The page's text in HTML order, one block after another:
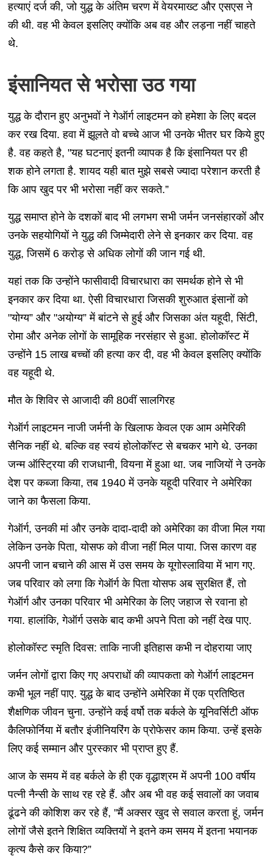
हत्याएं दर्ज की, जो युद्ध के अंतिम चरण में वेयरमाख्ट और एसएस ने
की थी. वह भी केवल इसलिए क्योंकि अब वह और लड़ना नहीं चाहते
थे.
इंसानियत से भरोसा उठ गया
युद्ध के दौरान हुए अनुभवों ने गेऑर्ग लाइटमन को हमेशा के लिए बदल
कर रख दिया. हवा में झूलते वो बच्चे आज भी उनके भीतर घर किये हुए
है. वह कहते है, "यह घटनाएं इतनी व्यापक है कि इंसानियत पर ही
शक होने लगता है. शायद यही बात मुझे सबसे ज्यादा परेशान करती है
कि आप खुद पर भी भरोसा नहीं कर सकते.”
युद्ध समाप्त होने के दशकों बाद भी लगभग सभी जर्मन जनसंहारकों और
उनके सहयोगियों ने युद्ध की जिम्मेदारी लेने से इनकार कर दिया. वह
युद्ध, जिसमें 6 करोड़ से अधिक लोगों की जान गई थी.
यहां तक कि उन्होंने फासीवादी विचारधारा का समर्थक होने से भी
इनकार कर दिया था. ऐसी विचारधारा जिसकी शुरुआत इंसानों को
"योग्य” और "अयोग्य” में बांटने से हुई और जिसका अंत यहूदी, सिंटी,
रोमा और अनेक लोगों के सामूहिक नरसंहार से हुआ. होलोकॉस्ट में
उन्होंने 15 लाख बच्चों की हत्या कर दी, वह भी केवल इसलिए क्योंकि
वह यहूदी थे.
मौत के शिविर से आजादी की 80वीं सालगिरह
गेऑर्ग लाइटमन नाजी जर्मनी के खिलाफ केवल एक आम अमेरिकी
सैनिक नहीं थे. बल्कि वह स्वयं होलोकॉस्ट से बचकर भागे थे. उनका
जन्म ऑस्ट्रिया की राजधानी, वियना में हुआ था. जब नाजियों ने उनके
देश पर कब्जा किया, तब 1940 में उनके यहूदी परिवार ने अमेरिका
जाने का फैसला किया.
गेऑर्ग, उनकी मां और उनके दादा-दादी को अमेरिका का वीजा मिल गया
लेकिन उनके पिता, योसफ को वीजा नहीं मिल पाया. जिस कारण वह
अपनी जान बचाने की आस में उस समय के यूगोस्लाविया में भाग गए.
जब परिवार को लगा कि गेऑर्ग के पिता योसफ अब सुरक्षित हैं, तो
गेऑर्ग और उनका परिवार भी अमेरिका के लिए जहाज से रवाना हो
गया. हालांकि, गेऑर्ग उसके बाद कभी अपने पिता को नहीं देख पाए.
होलोकॉस्ट स्मृति दिवस: ताकि नाजी इतिहास कभी न दोहराया जाए
जर्मन लोगों द्वारा किए गए अपराधों की व्यापकता को गेऑर्ग लाइटमन
कभी भूल नहीं पाए. युद्ध के बाद उन्होंने अमेरिका में एक प्रतिष्ठित
शैक्षणिक जीवन चुना. उन्होंने कई वर्षो तक बर्कले के यूनिवर्सिटी ऑफ
कैलिफोर्निया में बतौर इंजीनियरिंग के प्रोफेसर काम किया. उन्हें इसके
लिए कई सम्मान और पुरस्कार भी प्राप्त हुए हैं.
आज के समय में वह बर्कले के ही एक वृद्धाश्रम में अपनी 100 वर्षीय
पत्नी नैन्सी के साथ रह रहे हैं. और अब भी वह कई सवालों का जवाब
ढूंढने की कोशिश कर रहे हैं, "मैं अक्सर खुद से सवाल करता हूं, जर्मन
लोगों जैसे इतने शिक्षित व्यक्तियों ने इतने कम समय में इतना भयानक
कृत्य कैसे कर किया?”